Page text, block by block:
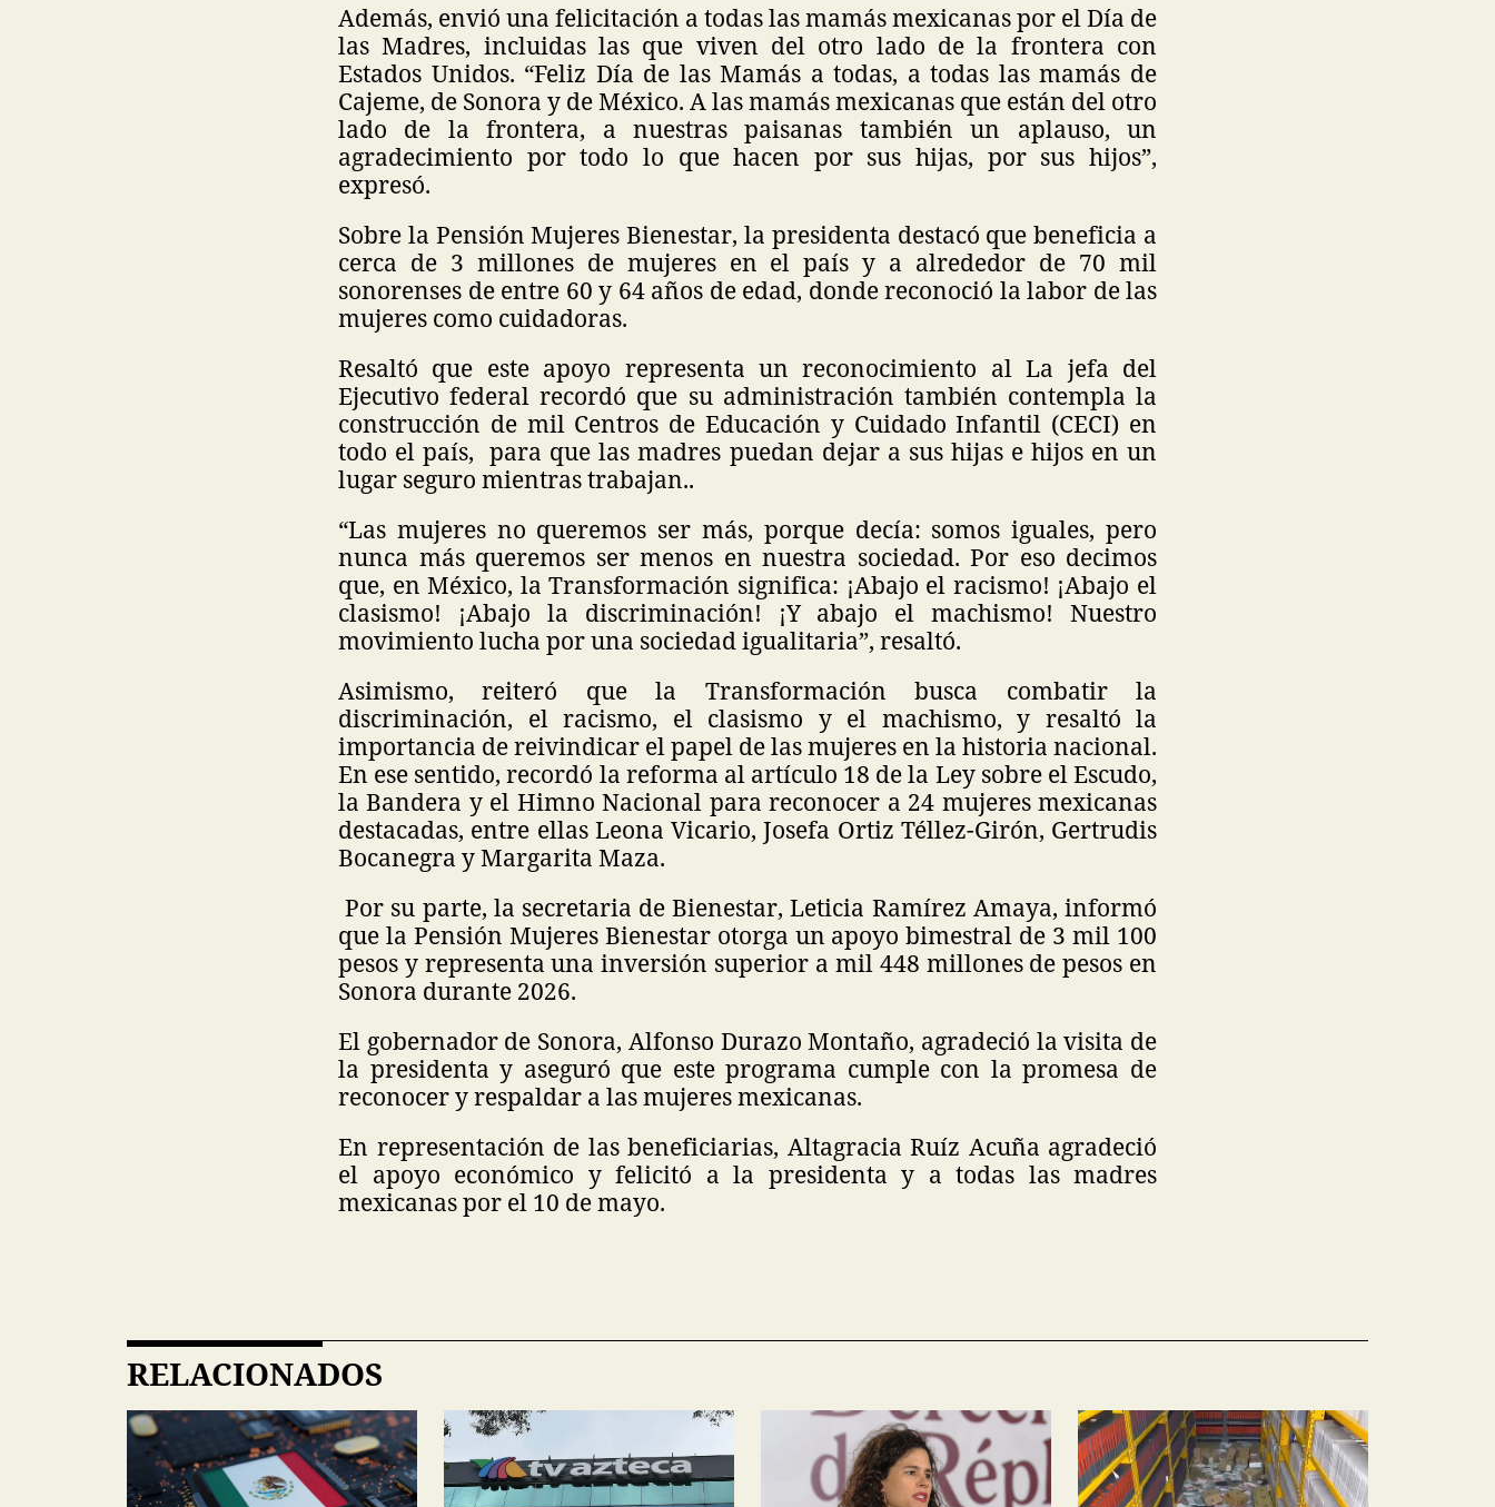
Además, envió una felicitación a todas las mamás mexicanas por el Día de
las Madres, incluidas las que viven del otro lado de la frontera con
Estados Unidos. “Feliz Día de las Mamás a todas, a todas las mamás de
Cajeme, de Sonora y de México. A las mamás mexicanas que están del otro
lado de la frontera, a nuestras paisanas también un aplauso, un
agradecimiento por todo lo que hacen por sus hijas, por sus hijos”,
expresó.
Sobre la Pensión Mujeres Bienestar, la presidenta destacó que beneficia a
cerca de 3 millones de mujeres en el país y a alrededor de 70 mil
sonorenses de entre 60 y 64 años de edad, donde reconoció la labor de las
mujeres como cuidadoras.
Resaltó que este apoyo representa un reconocimiento al La jefa del
Ejecutivo federal recordó que su administración también contempla la
construcción de mil Centros de Educación y Cuidado Infantil (CECI) en
todo el país, para que las madres puedan dejar a sus hijas e hijos en un
lugar seguro mientras trabajan..
“Las mujeres no queremos ser más, porque decía: somos iguales, pero
nunca más queremos ser menos en nuestra sociedad. Por eso decimos
que, en México, la Transformación significa: ¡Abajo el racismo! ¡Abajo el
clasismo! ¡Abajo la discriminación! ¡Y abajo el machismo! Nuestro
movimiento lucha por una sociedad igualitaria”, resaltó.
Asimismo, reiteró que la Transformación busca combatir la
discriminación, el racismo, el clasismo y el machismo, y resaltó la
importancia de reivindicar el papel de las mujeres en la historia nacional.
En ese sentido, recordó la reforma al artículo 18 de la Ley sobre el Escudo,
la Bandera y el Himno Nacional para reconocer a 24 mujeres mexicanas
destacadas, entre ellas Leona Vicario, Josefa Ortiz Téllez-Girón, Gertrudis
Bocanegra y Margarita Maza.
Por su parte, la secretaria de Bienestar, Leticia Ramírez Amaya, informó
que la Pensión Mujeres Bienestar otorga un apoyo bimestral de 3 mil 100
pesos y representa una inversión superior a mil 448 millones de pesos en
Sonora durante 2026.
El gobernador de Sonora, Alfonso Durazo Montaño, agradeció la visita de
la presidenta y aseguró que este programa cumple con la promesa de
reconocer y respaldar a las mujeres mexicanas.
En representación de las beneficiarias, Altagracia Ruíz Acuña agradeció
el apoyo económico y felicitó a la presidenta y a todas las madres
mexicanas por el 10 de mayo.
RELACIONADOS